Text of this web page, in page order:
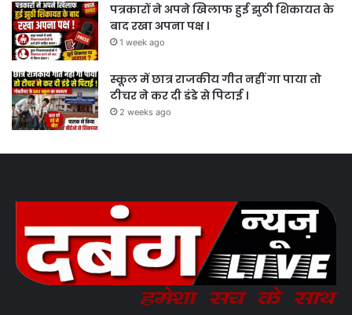
पत्रकारों ने अपने खिलाफ हुई झुठी शिकायत के
बाद रखा अपना पक्ष ।
1 week ago
स्कूल में छात्र राजकीय गीत नहीं गा पाया तो
टीचर ने कर दी डंडे से पिटाई ।
2 weeks ago